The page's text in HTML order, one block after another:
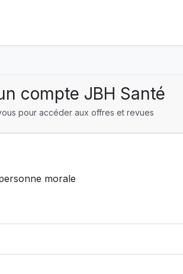
compte JBH Santé
pour accéder aux offres et revues
morale